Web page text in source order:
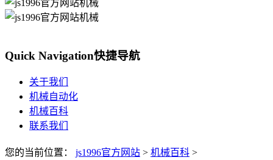
Quick Navigation快捷导航
关于我们
机械自动化
机械百科
联系我们
您的当前位置： js1996官方网站 > 机械百科 >